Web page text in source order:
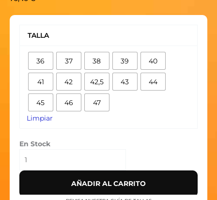
TALLA
36 37 38 39 40
41 42 42,5 43 44
45 46 47
Limpiar
En Stock
MILITARY
BLACK
cantidad
AÑADIR AL CARRITO